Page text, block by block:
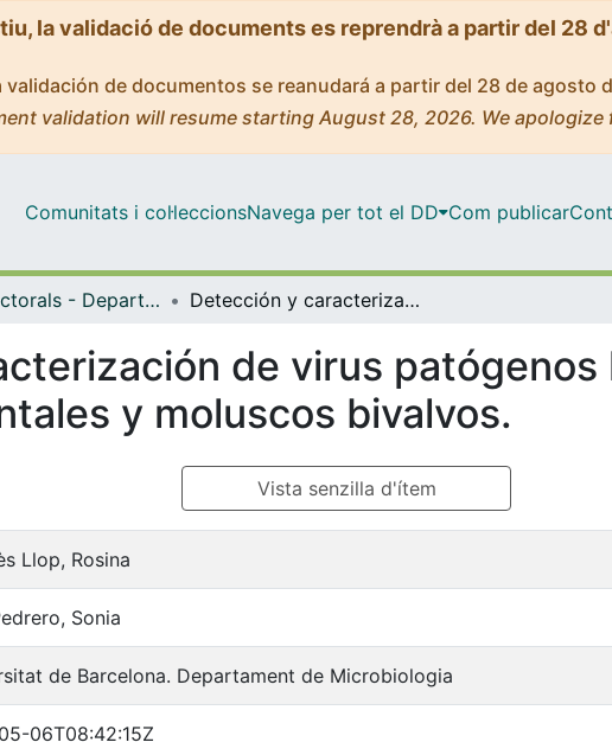
la validació de documents es reprendrà a partir del 28
de documentos se reanudará a partir del 28 de agosto
validation will resume starting August 28, 2026. We
Comunitats i col·leccionsNavega per tot el DD Com publicar
Tesis Doctorals - Departament - Microbiologia Detección y caracterización de virus patógenos humanos en muestras ambientales y moluscos bivalvos.
de virus patógenos
y moluscos bivalvos.
Vista senzilla d'ítem
Llop, Rosina
Sonia
de Barcelona. Departament de Microbiologia
06T08:42:15Z